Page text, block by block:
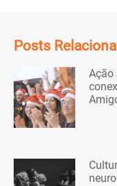
Posts
Ação